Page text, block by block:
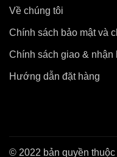
Về chúng tôi
Chính sách bảo mật và
Chính sách giao & nhận
Hướng dẫn đặt hàng
© 2022 bản quyền